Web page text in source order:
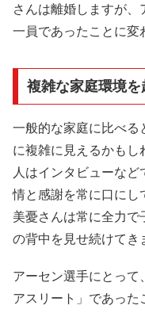
さんは離婚しますが
一員であったことに変
複雑な家庭環境
一般的な家庭に比べる
に複雑に見えるかもし
人はインタビューな
情と感謝を常に口にし
美憂さんは常に全力で
の背中を見せ続けてき
アーセン選手にとっ
アスリート」であった